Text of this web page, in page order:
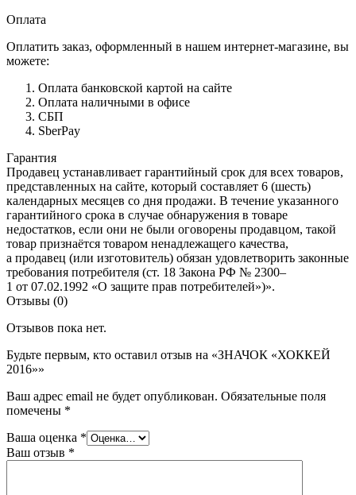
Оплата
Оплатить заказ, оформленный в нашем интернет-магазине, вы
можете:
Оплата банковской картой на сайте
Оплата наличными в офисе
СБП
SberPay
Гарантия
Продавец устанавливает гарантийный срок для всех товаров,
представленных на сайте, который составляет 6 (шесть)
календарных месяцев со дня продажи. В течение указанного
гарантийного срока в случае обнаружения в товаре
недостатков, если они не были оговорены продавцом, такой
товар признаётся товаром ненадлежащего качества,
а продавец (или изготовитель) обязан удовлетворить законные
требования потребителя (ст. 18 Закона РФ № 2300–
1 от 07.02.1992 «О защите прав потребителей»)».
Отзывы (0)
Отзывов пока нет.
Будьте первым, кто оставил отзыв на «ЗНАЧОК «ХОККЕЙ
2016»»
Ваш адрес email не будет опубликован. Обязательные поля
помечены *
Ваша оценка *
Ваш отзыв *